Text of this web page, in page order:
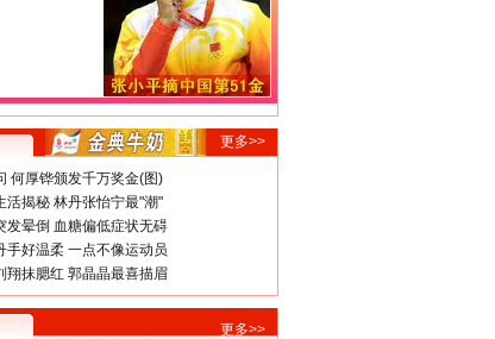
更多>>
何厚铧颁发千万奖金(图)
活揭秘 林丹张怡宁最"潮"
发晕倒 血糖偏低症状无碍
手好温柔 一点不像运动员
翔抹腮红 郭晶晶最喜描眉
更多>>